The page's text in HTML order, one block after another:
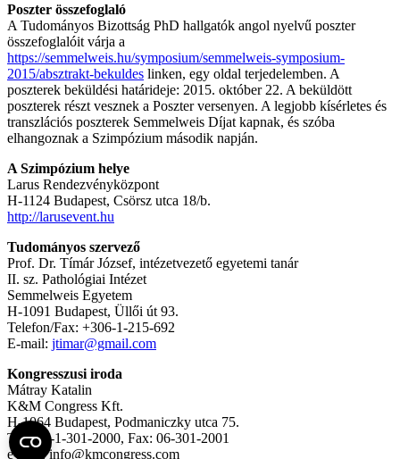
Poszter összefoglaló
A Tudományos Bizottság PhD hallgatók angol nyelvű poszter
összefoglalóit várja a
https://semmelweis.hu/symposium/semmelweis-symposium-
2015/absztrakt-bekuldes linken, egy oldal terjedelemben. A
poszterek beküldési határideje: 2015. október 22. A beküldött
poszterek részt vesznek a Poszter versenyen. A legjobb kísérletes és
transzlációs poszterek Semmelweis Díjat kapnak, és szóba
elhangoznak a Szimpózium második napján.
A Szimpózium helye
Larus Rendezvényközpont
H-1124 Budapest, Csörsz utca 18/b.
http://larusevent.hu
Tudományos szervező
Prof. Dr. Tímár József, intézetvezető egyetemi tanár
II. sz. Pathológiai Intézet
Semmelweis Egyetem
H-1091 Budapest, Üllői út 93.
Telefon/Fax: +306-1-215-692
E-mail: jtimar@gmail.com
Kongresszusi iroda
Mátray Katalin
K&M Congress Kft.
H-1064 Budapest, Podmaniczky utca 75.
Tel.: 06-1-301-2000, Fax: 06-301-2001
e-mail: info@kmcongress.com